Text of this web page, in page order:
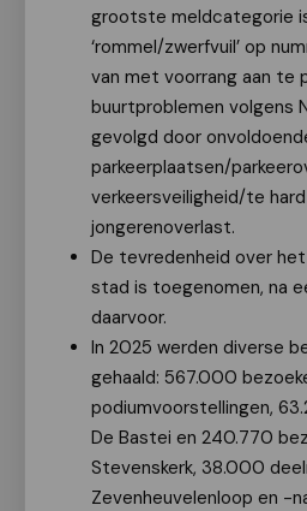
grootste meldcategorie
‘rommel/zwerfvuil’ op
van met voorrang aan te
buurtproblemen volgens
gevolgd door
parkeerplaatsen/
verkeersveiligheid/te
jongerenoverlast.
De tevredenheid over
stad is toegenomen, na
daarvoor.
In 2025 werden diverse
gehaald: 567.000
podiumvoorstellingen,
De Bastei en 240.770
Stevenskerk, 38.000
Zevenheuvelenloop en -